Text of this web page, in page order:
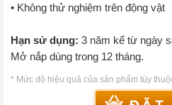
• Không thử nghiệm trên động vật
Hạn sử dụng: 3 năm kể từ ngày
Mở nắp dùng trong 12 tháng.
* Mức độ hiệu quả của sản phẩm tùy